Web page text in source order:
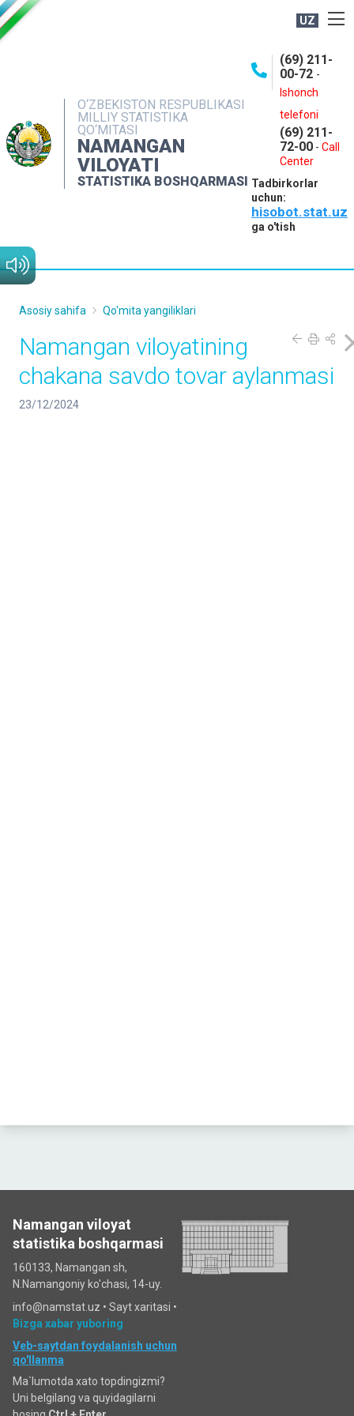
UZ
O‘ZBEKISTON RESPUBLIKASI
MILLIY STATISTIKA
QO‘MITASI
NAMANGAN
VILOYATI
STATISTIKA BOSHQARMASI
(69) 211-
00-72 -
Ishonch
telefoni
(69) 211-
72-00 - Call
Center
Tadbirkorlar
uchun:
hisobot.stat.uz
ga o'tish
NASHRLAR
INTERAKTIV XIZMATLAR
MATBUOT XIZMATI
MUROJAATLAR
Asosiy sahifa Qo'mita yangiliklari
Namangan viloyatining
chakana savdo tovar aylanmasi
23/12/2024
Namangan viloyat
statistika boshqarmasi
160133, Namangan sh,
N.Namangoniy ko'chasi, 14-uy.
info@namstat.uz • Sayt xaritasi •
Bizga xabar yuboring
Veb-saytdan foydalanish uchun
qo'llanma
Ma`lumotda xato topdingizmi?
Uni belgilang va quyidagilarni